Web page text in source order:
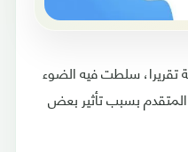
سلطت فيه الضوء
المتقدم بسبب تأثير بعض